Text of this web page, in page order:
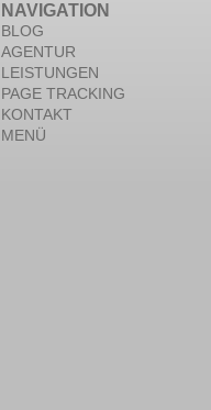
NAVIGATION
BLOG
AGENTUR
LEISTUNGEN
PAGE TRACKING
KONTAKT
MENÜ